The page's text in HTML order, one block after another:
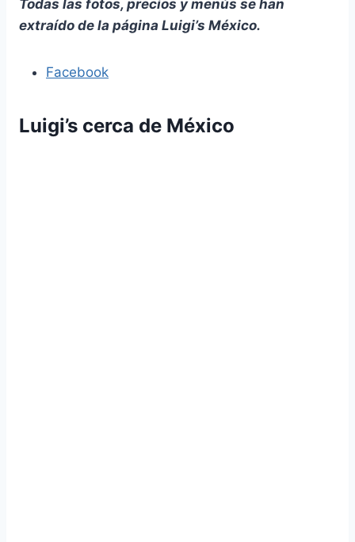
Todas las fotos, precios y menús se han
extraído de la página Luigi’s México.
Facebook
Luigi’s cerca de México